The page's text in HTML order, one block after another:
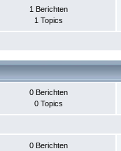
1 Berichten
1 Topics
0 Berichten
0 Topics
0 Berichten